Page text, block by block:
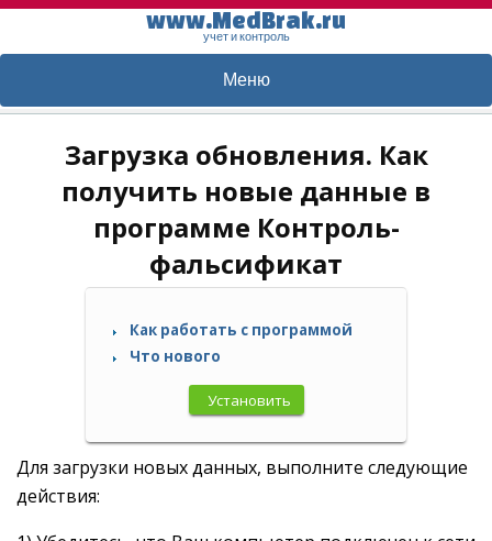
www.MedBrak.ru
учет и контроль
Меню
Загрузка обновления. Как
получить новые данные в
программе Контроль-
фальсификат
Как работать с программой
Что нового
Установить
Для загрузки новых данных, выполните следующие
действия: